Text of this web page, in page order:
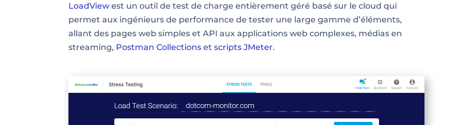
LoadView est un outil de test de charge entièrement géré basé sur le cloud qui
permet aux ingénieurs de performance de tester une large gamme d’éléments,
allant des pages web simples et API aux applications web complexes, médias en
streaming, Postman Collections etscripts JMeter.